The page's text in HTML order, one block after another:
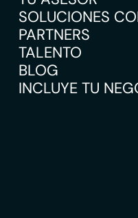
SOLUCIONES
PARTNERS
TALENTO
BLOG
INCLUYE TU